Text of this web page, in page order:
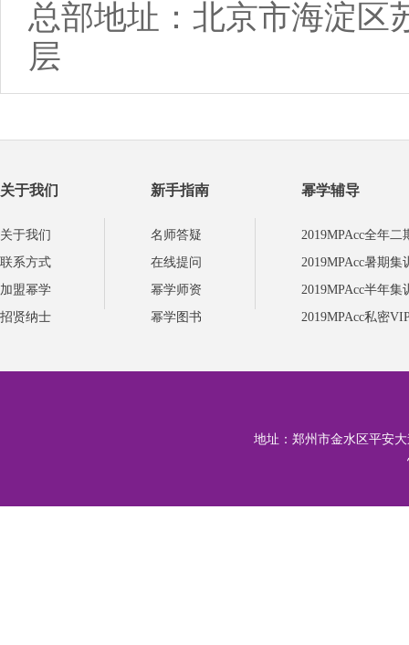
总部地址：北京市海淀区
层
关于我们
关于我们
联系方式
加盟幂学
招贤纳士
新手指南
名师答疑
在线提问
幂学师资
幂学图书
幂学辅导
2019MPAcc全年二
2019MPAcc暑期集
2019MPAcc半年集
2019MPAcc私密
地址：郑州市金水区平安